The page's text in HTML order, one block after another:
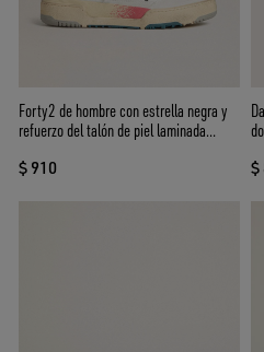
Forty2 de hombre con estrella negra y
refuerzo del talón de piel laminada
$ 910 $